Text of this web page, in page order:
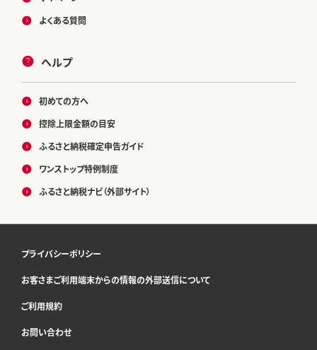
よくある質問
ヘルプ
初めての方へ
控除上限金額の目安
ふるさと納税確定申告ガイド
ワンストップ特例制度
ふるさと納税ナビ（外部サイト）
プライバシーポリシー
お客さまご利用端末からの情報の外部送信について
ご利用規約
お問い合わせ